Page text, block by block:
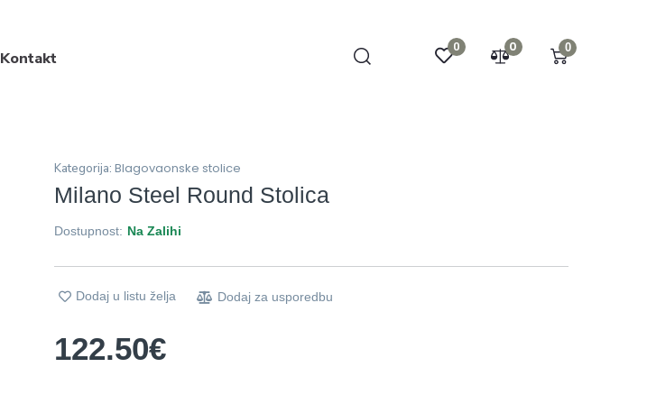
Kontakt
0 0 0
Kategorija: Blagovaonske stolice
Milano Steel Round Stolica
Dostupnost: Na Zalihi
Dodaj u listu želja Dodaj za usporedbu
122.50€